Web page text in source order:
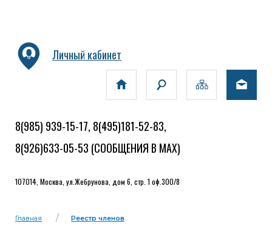
Личный кабинет
8(985) 939-15-17, 8(495)181-52-83,
8(926)633-05-53 (СООБЩЕНИЯ В MAX)
107014, Москва, ул.Жебрунова, дом 6, стр. 1 оф.300/8
Главная Реестр членов